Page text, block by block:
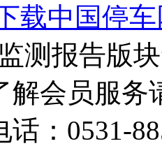
载中国停车
测报告版
解会员服务
：0531-